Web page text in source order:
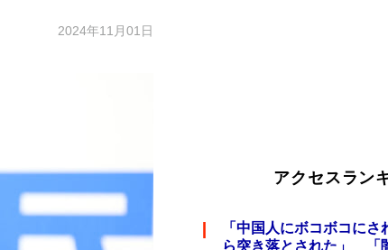
2024年11月01日
アクセスラン
「中国人にボコボコに
ら突き落とされた」 「